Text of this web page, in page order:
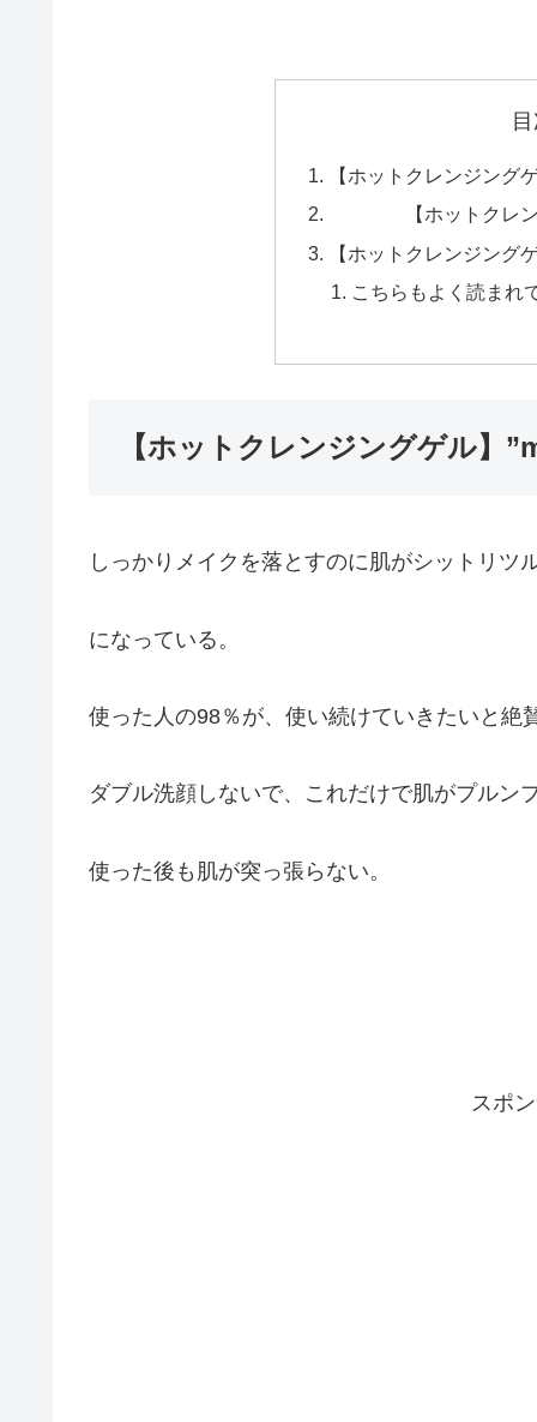
【ホットクレンジング
【ホットクレンジ
【ホットクレンジング
こちらもよく読まれ
【ホットクレンジングゲル】
しっかりメイクを落とすのに肌がシットリツ
になっている。
使った人の98％が、使い続けていきたいと絶
ダブル洗顔しないで、これだけで肌がプルン
使った後も肌が突っ張らない。
スポ